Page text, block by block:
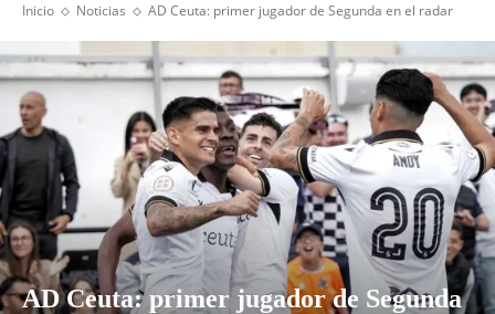
Inicio Noticias AD Ceuta: primer jugador de Segunda en el radar
AD Ceuta: primer jugador de Segunda